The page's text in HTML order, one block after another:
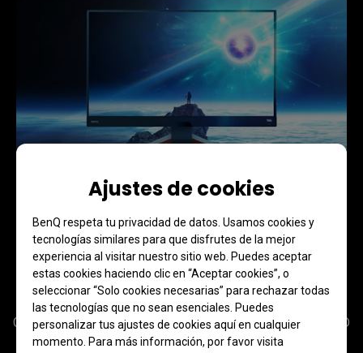
Ajustes de cookies
BenQ respeta tu privacidad de datos. Usamos cookies y
tecnologías similares para que disfrutes de la mejor
experiencia al visitar nuestro sitio web. Puedes aceptar
estas cookies haciendo clic en “Aceptar cookies”, o
seleccionar “Solo cookies necesarias” para rechazar todas
las tecnologías que no sean esenciales. Puedes
personalizar tus ajustes de cookies aquí en cualquier
momento. Para más información, por favor visita
Tu monitor es tu centro de
juegos
Gestiona de forma centralizada los valores en el menú OSD
rápido y la asignación de escenarios para cambiar los